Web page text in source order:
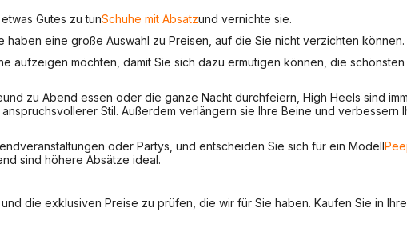
Gutes zu tunSchuhe mit Absatzund vernichte sie.
haben eine große Auswahl zu Preisen, auf die Sie nicht verzichten können.
aufzeigen möchten, damit Sie sich dazu ermutigen können, die
zu Abend essen oder die ganze Nacht durchfeiern, High Heels sind
Stil. Außerdem verlängern sie Ihre Beine und verbessern
oder Partys, und entscheiden Sie sich für ein Modell
sind höhere Absätze ideal.
die exklusiven Preise zu prüfen, die wir für Sie haben. Kaufen Sie in